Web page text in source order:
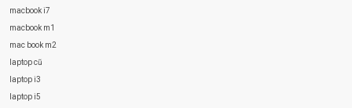
macbook i7
macbook m1
mac book m2
laptop cũ
laptop i3
laptop i5